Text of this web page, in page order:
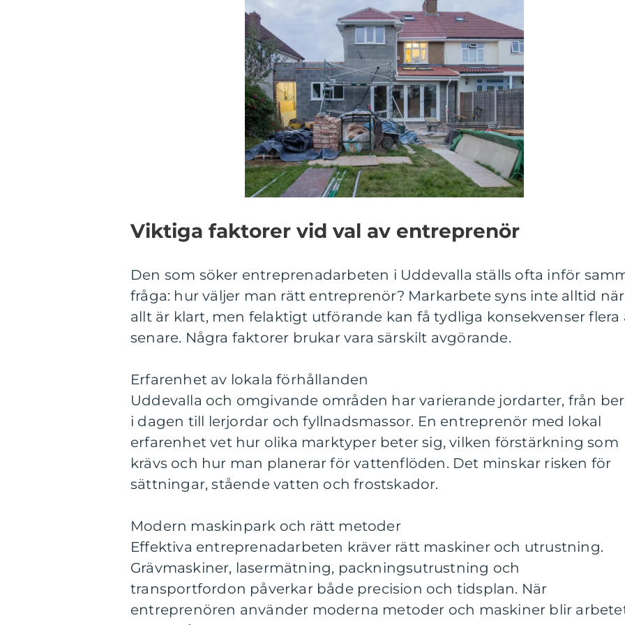
Viktiga faktorer vid val av entreprenör
Den som söker entreprenadarbeten i Uddevalla ställs ofta inför
fråga: hur väljer man rätt entreprenör? Markarbete syns inte alltid när
allt är klart, men felaktigt utförande kan få tydliga konsekvenser flera
senare. Några faktorer brukar vara särskilt avgörande.
Erfarenhet av lokala förhållanden
Uddevalla och omgivande områden har varierande jordarter, från
i dagen till lerjordar och fyllnadsmassor. En entreprenör med lokal
erfarenhet vet hur olika marktyper beter sig, vilken förstärkning som
krävs och hur man planerar för vattenflöden. Det minskar risken för
sättningar, stående vatten och frostskador.
Modern maskinpark och rätt metoder
Effektiva entreprenadarbeten kräver rätt maskiner och utrustning.
Grävmaskiner, lasermätning, packningsutrustning och
transportfordon påverkar både precision och tidsplan. När
entreprenören använder moderna metoder och maskiner blir